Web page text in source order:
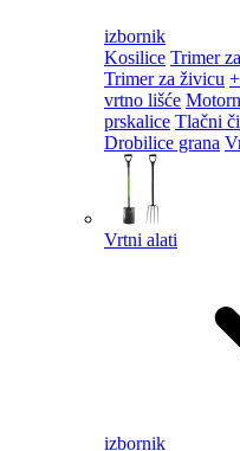
izbornik
Kosilice Trimer
Trimer za živicu
vrtno lišće
prskalice Tlačni
Drobilice grana
Vrtni alati
izbornik